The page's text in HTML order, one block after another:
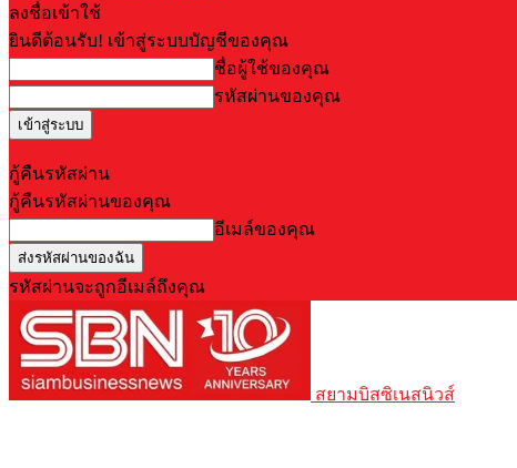
ลงชื่อเข้าใช้
ยินดีต้อนรับ! เข้าสู่ระบบบัญชีของคุณ
ชื่อผู้ใช้ของคุณ
รหัสผ่านของคุณ
กู้คืนรหัสผ่าน
กู้คืนรหัสผ่านของคุณ
อีเมล์ของคุณ
รหัสผ่านจะถูกอีเมล์ถึงคุณ
สยามบิสซิเนสนิวส์